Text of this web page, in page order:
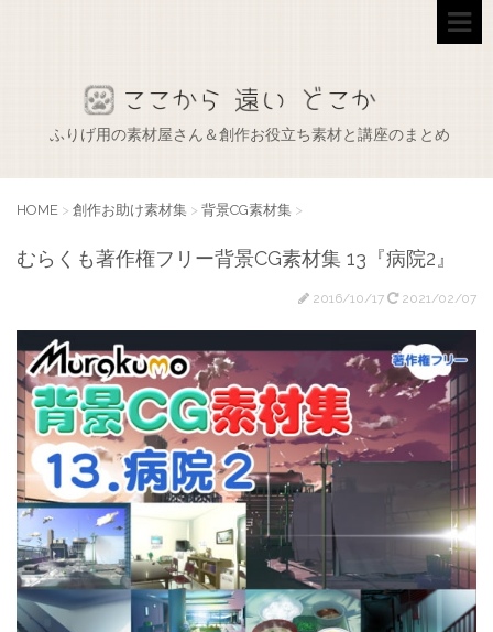
ふりげ用の素材屋さん＆創作お役立ち素材と講座のまとめ
HOME > 創作お助け素材集 > 背景CG素材集 >
むらくも著作権フリー背景CG素材集 13『病院2』
2016/10/17 2021/02/07